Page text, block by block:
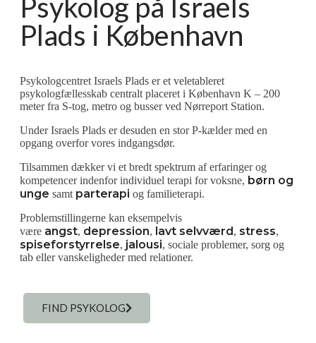
Psykolog på Israels
Plads i København
Psykologcentret Israels Plads er et veletableret
psykologfællesskab centralt placeret i København K – 200
meter fra S‑tog, metro og busser ved Nørreport Station. ​
​Under Israels Plads er desuden en stor P‑kælder med en
opgang overfor vores indgangsdør. ​
​Tilsammen dækker vi et bredt spektrum af erfaringer og
kompetencer indenfor individuel terapi for voksne, børn og
unge samt parterapi og familieterapi. ​
​Problemstillingerne kan eksempelvis
være angst, depression, lavt selvværd, stress,
spiseforstyrrelse, jalousi, sociale problemer, sorg og
tab eller vanskeligheder med relationer.
FIND PSYKOLOG